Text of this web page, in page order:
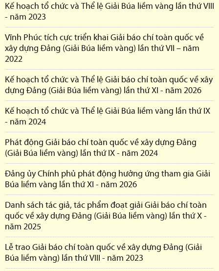
Kế hoạch tổ chức và Thể lệ Giải Búa liềm vàng lần thứ VIII
- năm 2023
Vĩnh Phúc tích cực triển khai Giải báo chí toàn quốc về
xây dựng Đảng (Giải Búa liềm vàng) lần thứ VII – năm
2022
Kế hoạch tổ chức và Thể lệ Giải báo chí toàn quốc về xây
dựng Đảng (Giải Búa liềm vàng) lần thứ XI - năm 2026
Kế hoạch tổ chức và Thể lệ Giải Búa liềm vàng lần thứ IX
- năm 2024
Phát động Giải báo chí toàn quốc về xây dựng Đảng
(Giải Búa liềm vàng) lần thứ IX - năm 2024
Đảng ủy Chính phủ phát động hưởng ứng tham gia Giải
Búa liềm vàng lần thứ XI - năm 2026
Danh sách tác giả, tác phẩm đoạt giải Giải báo chí toàn
quốc về xây dựng Đảng (Giải Búa liềm vàng) lần thứ X -
năm 2025
Lễ trao Giải báo chí toàn quốc về xây dựng Đảng (Giải
Búa liềm vàng) lần thứ VIII - năm 2023